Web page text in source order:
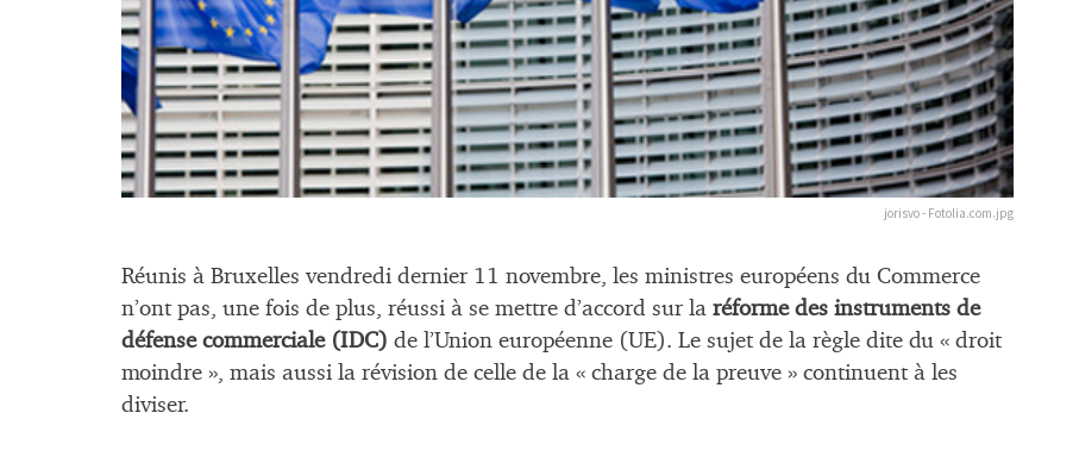
jorisvo - Fotolia.com.jpg
Réunis à Bruxelles vendredi dernier 11 novembre, les ministres européens du Commerce
n’ont pas, une fois de plus, réussi à se mettre d’accord sur la réforme des instruments de
défense commerciale (IDC) de l’Union européenne (UE). Le sujet de la règle dite du « droit
moindre », mais aussi la révision de celle de la « charge de la preuve » continuent à les
diviser.